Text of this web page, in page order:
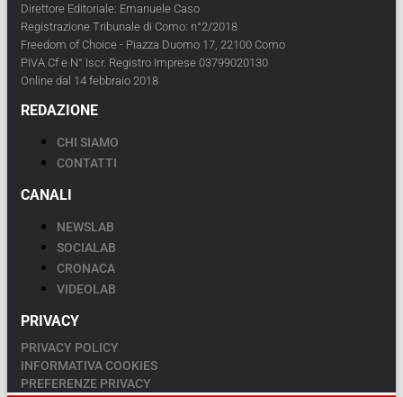
Direttore Editoriale: Emanuele Caso
Registrazione Tribunale di Como: n°2/2018
Freedom of Choice - Piazza Duomo 17, 22100 Como
PIVA Cf e N° Iscr. Registro Imprese 03799020130
Online dal 14 febbraio 2018
REDAZIONE
CHI SIAMO
CONTATTI
CANALI
NEWSLAB
SOCIALAB
CRONACA
VIDEOLAB
PRIVACY
PRIVACY POLICY
INFORMATIVA COOKIES
PREFERENZE PRIVACY